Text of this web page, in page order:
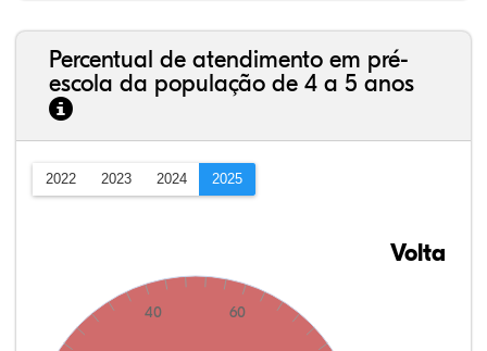
Percentual de atendimento em pré-
escola da população de 4 a 5 anos
2022 2023 2024 2025
40 60
Volta